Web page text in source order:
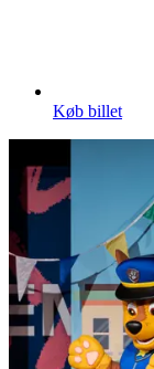
Køb billet